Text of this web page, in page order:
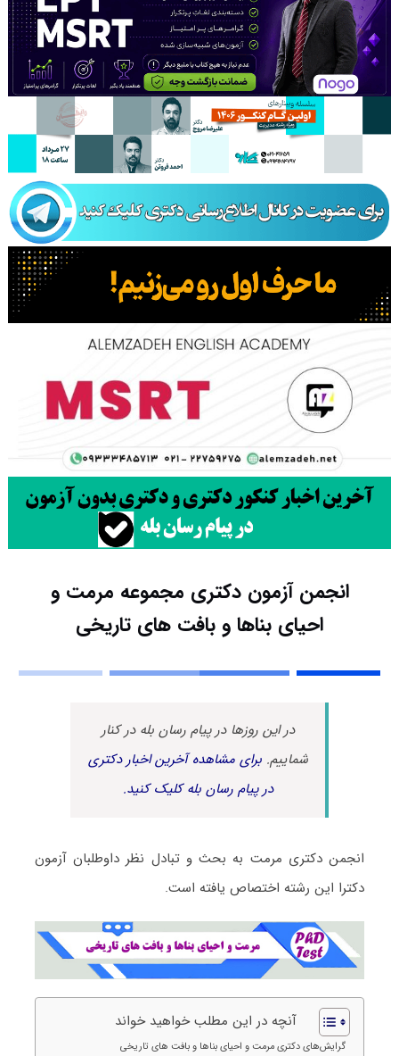
انجمن آزمون دکتری مجموعه مرمت و
احیای بناها و بافت های تاریخی
در این روزها در پیام رسان بله در کنار
شماییم.برای مشاهده آخرین اخبار دکتری
در پیام رسان بله کلیک کنید.
انجمن دکتری مرمت به بحث و تبادل نظر داوطلبان آزمون
دکترا این رشته اختصاص یافته است.
آنچه در این مطلب خواهید خواند
گرایش‌های دکتری مرمت و احیای بناها و بافت های تاریخی